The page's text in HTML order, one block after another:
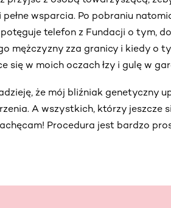
pełne wsparcia. Po pobraniu
telefon z Fundacji o tym,
mężczyzny zza granicy i kiedy o
się w moich oczach łzy i gulę w
że mój bliźniak genetyczny
A wszystkich, którzy jeszcze
Procedura jest bardzo